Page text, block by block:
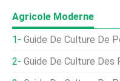
Agricole Moderne
Guide De Culture De
Guide De Culture Des